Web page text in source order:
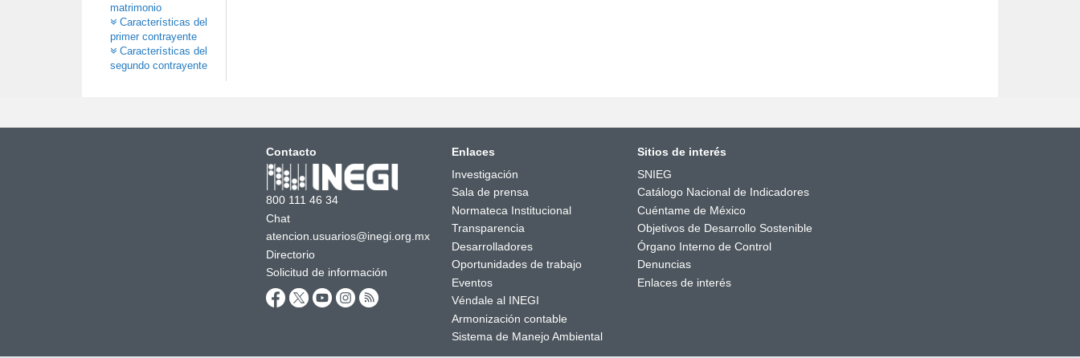
matrimonio
Características del
primer contrayente
Características del
segundo contrayente
Contacto
800 111 46 34
Chat
atencion.usuarios@inegi.org.mx
Directorio
Solicitud de información
Enlaces
Investigación
Sala de prensa
Normateca Institucional
Transparencia
Desarrolladores
Oportunidades de trabajo
Eventos
Véndale al INEGI
Armonización contable
Sistema de Manejo Ambiental
Sitios de interés
SNIEG
Catálogo Nacional de Indicadores
Cuéntame de México
Objetivos de Desarrollo Sostenible
Órgano Interno de Control
Denuncias
Enlaces de interés